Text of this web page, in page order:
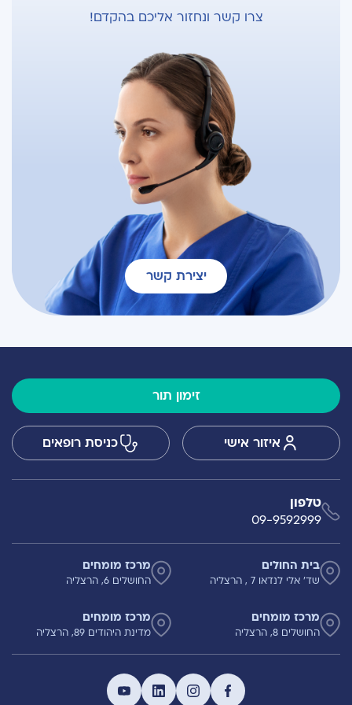
צרו קשר ונחזור אליכם בהקדם!
יצירת קשר
זימון תור
איזור אישי כניסת רופאים
טלפון
09-9592999
בית החולים
שד' אלי לנדאו 7 , הרצליה
מרכז מומחים
החושלים 6, הרצליה
מרכז מומחים
החושלים 8, הרצליה
מרכז מומחים
מדינת היהודים 89, הרצליה